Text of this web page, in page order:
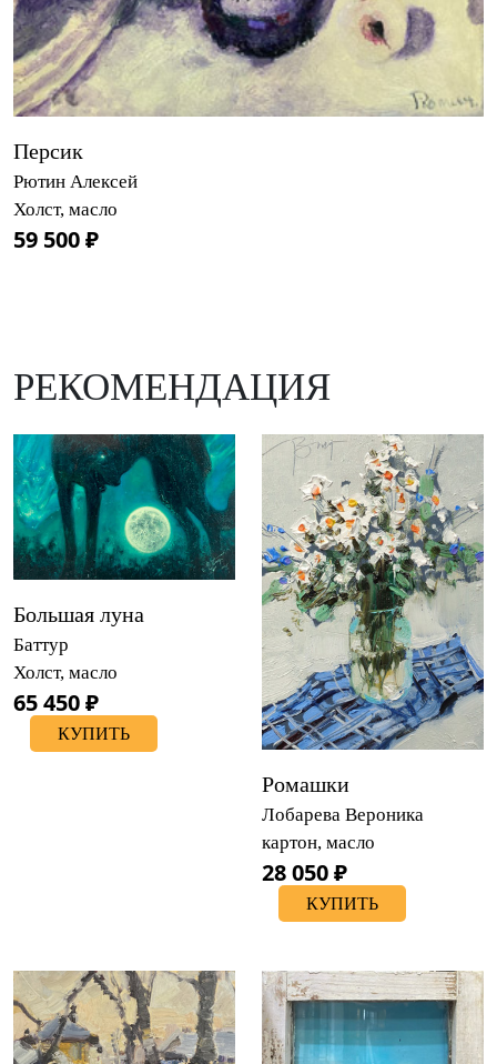
Персик
Рютин Алексей
Холст, масло
59 500 ₽
РЕКОМЕНДАЦИЯ
Большая луна
Баттур
Холст, масло
65 450 ₽
КУПИТЬ
Ромашки
Лобарева Вероника
картон, масло
28 050 ₽
КУПИТЬ